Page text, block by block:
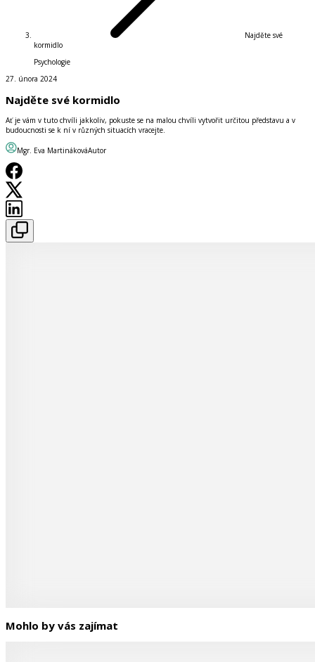
Najděte své
kormidlo
Psychologie
27. února 2024
Najděte své kormidlo
Ať je vám v tuto chvíli jakkoliv, pokuste se na malou chvíli vytvořit určitou představu a v
budoucnosti se k ní v různých situacích vracejte.
Mgr. Eva MartinákováAutor
Mohlo by vás zajímat